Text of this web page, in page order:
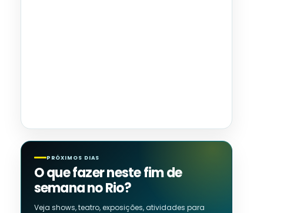
PRÓXIMOS DIAS
O que fazer neste fim de
semana no Rio?
Veja shows, teatro, exposições, atividades para